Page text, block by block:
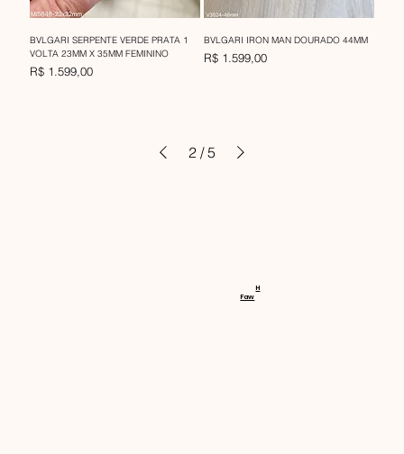
BVLGARI SERPENTE VERDE PRATA 1
VOLTA 23MM X 35MM FEMININO
Preço
R$ 1.599,00
BVLGARI IRON MAN DOURADO 44MM
Preço
R$ 1.599,00
2 / 5
RECEBA
Faw
H